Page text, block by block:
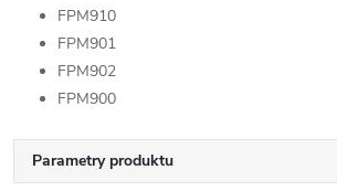
FPM910
FPM901
FPM902
FPM900
Parametry produktu